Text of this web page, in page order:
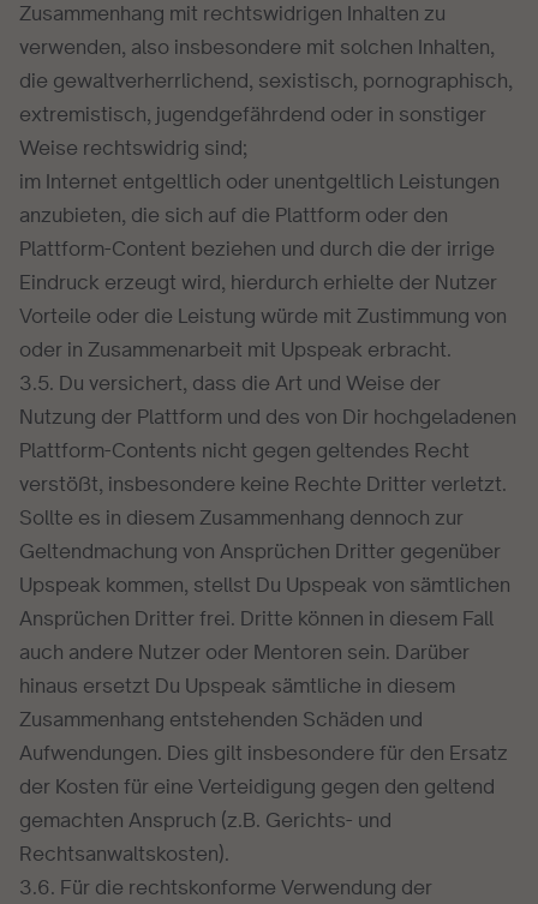
Zusammenhang mit rechtswidrigen Inhalten zu
verwenden, also insbesondere mit solchen Inhalten,
die gewaltverherrlichend, sexistisch, pornographisch,
extremistisch, jugendgefährdend oder in sonstiger
Weise rechtswidrig sind;
​​im Internet entgeltlich oder unentgeltlich Leistungen
anzubieten, die sich auf die Plattform oder den
Plattform-Content beziehen und durch die der irrige
Eindruck erzeugt wird, hierdurch erhielte der Nutzer
Vorteile oder die Leistung würde mit Zustimmung von
oder in Zusammenarbeit mit Upspeak erbracht.
3.5. Du versichert, dass die Art und Weise der
Nutzung der Plattform und des von Dir hochgeladenen
Plattform-Contents nicht gegen geltendes Recht
verstößt, insbesondere keine Rechte Dritter verletzt.
Sollte es in diesem Zusammenhang dennoch zur
Geltendmachung von Ansprüchen Dritter gegenüber
Upspeak kommen, stellst Du Upspeak von sämtlichen
Ansprüchen Dritter frei. Dritte können in diesem Fall
auch andere Nutzer oder Mentoren sein. Darüber
hinaus ersetzt Du Upspeak sämtliche in diesem
Zusammenhang entstehenden Schäden und
Aufwendungen. Dies gilt insbesondere für den Ersatz
der Kosten für eine Verteidigung gegen den geltend
gemachten Anspruch (z.B. Gerichts- und
Rechtsanwaltskosten).
3.6. Für die rechtskonforme Verwendung der